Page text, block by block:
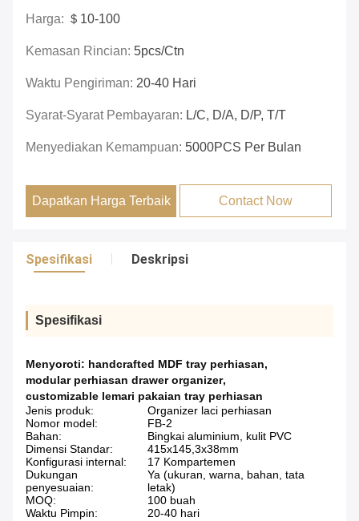
Harga: ＄10-100
Kemasan Rincian: 5pcs/ctn
Waktu Pengiriman: 20-40 Hari
Syarat-Syarat Pembayaran: L/C, D/A, D/P, T/T
Menyediakan Kemampuan: 5000PCS Per Bulan
Dapatkan Harga Terbaik Contact Now
Spesifikasi Deskripsi
Spesifikasi
Menyoroti: handcrafted MDF tray perhiasan,
modular perhiasan drawer organizer,
customizable lemari pakaian tray perhiasan
Jenis produk:
Organizer laci perhiasan
Nomor model:
FB-2
Bahan:
Bingkai aluminium, kulit PVC
Dimensi Standar:
415x145,3x38mm
Konfigurasi internal:
17 Kompartemen
Dukungan
penyesuaian:
Ya (ukuran, warna, bahan, tata
letak)
MOQ:
100 buah
Waktu Pimpin:
20-40 hari